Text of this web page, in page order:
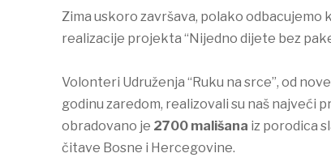
Zima uskoro završava, polako odbacujemo
realizacije projekta “Nijedno dijete bez
Volonteri Udruženja “Ruku na srce”, od
godinu zaredom, realizovali su naš
obradovano je 2700 mališana iz porodica
čitave Bosne i Hercegovine.